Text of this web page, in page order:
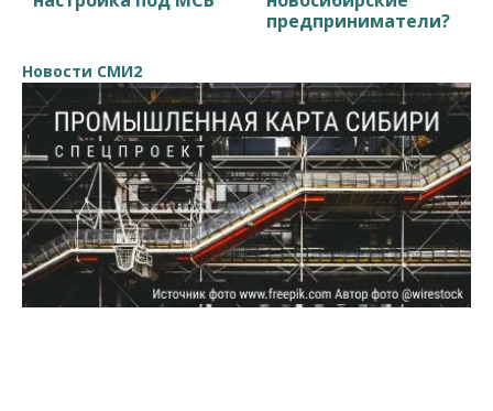
предприниматели?
Новости СМИ2